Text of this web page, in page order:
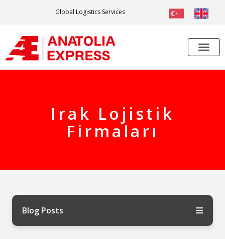
Global Logistics Services
Irak Lojistik
Firmaları
Blog Posts